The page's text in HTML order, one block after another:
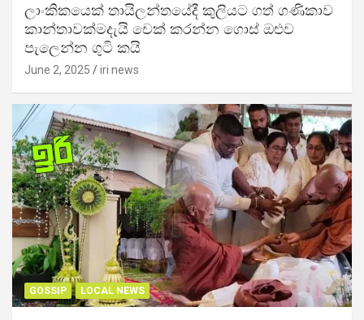
ලාංකිකයෙක් තායිලන්තයේදී කුලියට ගත් ගණිකාව
කාන්තාවක්මදැයි චෙක් කරන්න ගොස් ඔළුව
පැලෙන්න ගුටි කයි
June 2, 2025 iri news
GOSSIP LOCAL NEWS